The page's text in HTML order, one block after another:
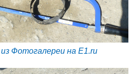
Фотогалереи на E1.ru